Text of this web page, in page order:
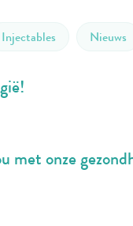
Injectables Nieuws
met onze